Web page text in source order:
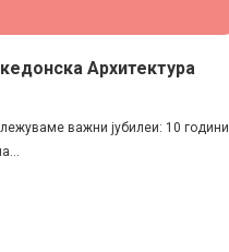
Архитектура
важни јубилеи: 10 години